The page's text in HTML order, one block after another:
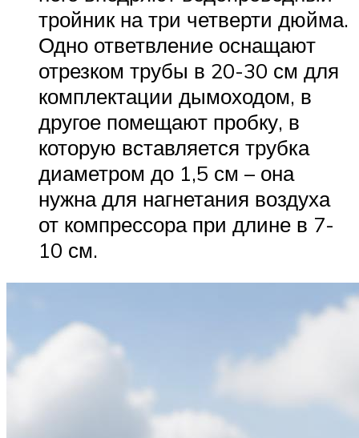
тройник на три четверти дюйма.
Одно ответвление оснащают
отрезком трубы в 20-30 см для
комплектации дымоходом, в
другое помещают пробку, в
которую вставляется трубка
диаметром до 1,5 см – она
нужна для нагнетания воздуха
от компрессора при длине в 7-
10 см.